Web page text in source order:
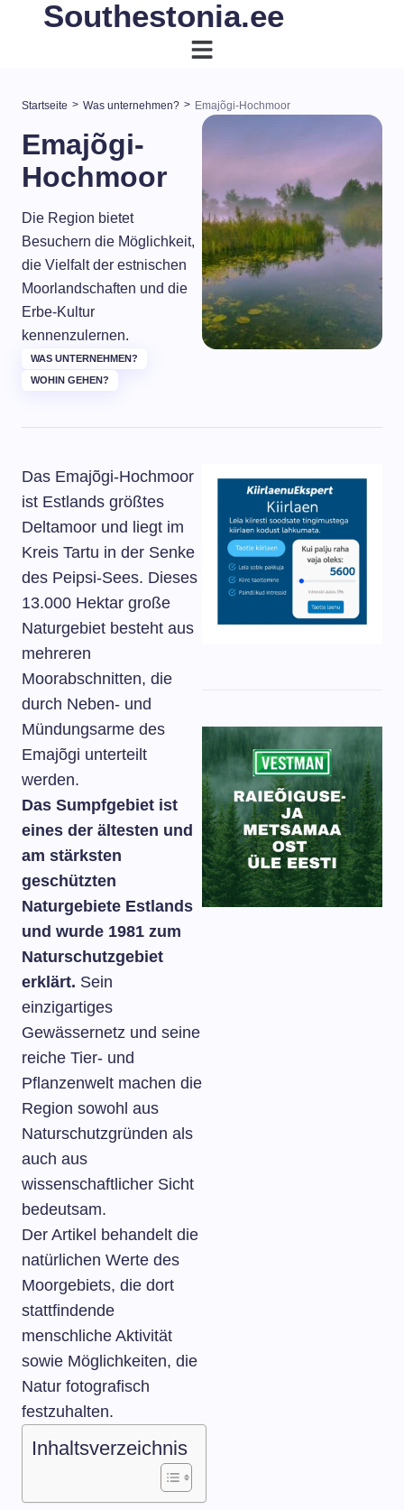
Southestonia.ee
Startseite > Was unternehmen? > Emajõgi-Hochmoor
Emajõgi-
Hochmoor
Die Region bietet
Besuchern die Möglichkeit,
die Vielfalt der estnischen
Moorlandschaften und die
Erbe-Kultur
kennenzulernen.
WAS UNTERNEHMEN?
WOHIN GEHEN?
Das Emajõgi-Hochmoor
ist Estlands größtes
Deltamoor und liegt im
Kreis Tartu in der Senke
des Peipsi-Sees. Dieses
13.000 Hektar große
Naturgebiet besteht aus
mehreren
Moorabschnitten, die
durch Neben- und
Mündungsarme des
Emajõgi unterteilt
werden.
Das Sumpfgebiet ist
eines der ältesten und
am stärksten
geschützten
Naturgebiete Estlands
und wurde 1981 zum
Naturschutzgebiet
erklärt. Sein
einzigartiges
Gewässernetz und seine
reiche Tier- und
Pflanzenwelt machen die
Region sowohl aus
Naturschutzgründen als
auch aus
wissenschaftlicher Sicht
bedeutsam.
Der Artikel behandelt die
natürlichen Werte des
Moorgebiets, die dort
stattfindende
menschliche Aktivität
sowie Möglichkeiten, die
Natur fotografisch
festzuhalten.
Inhaltsverzeichnis